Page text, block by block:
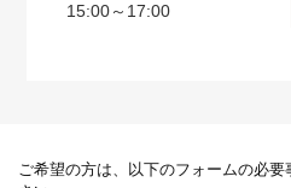
15:00～17:00